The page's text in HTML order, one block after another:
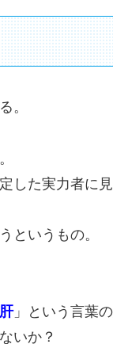
。
した実力者に見
というもの。
」という言葉
いか？